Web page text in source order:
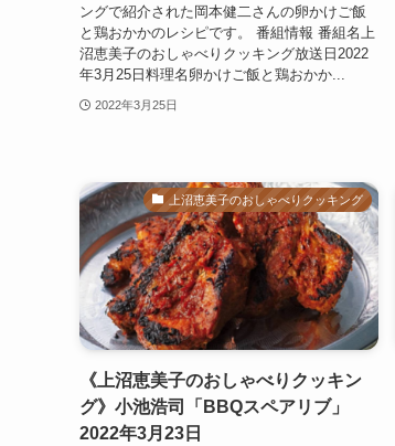
ングで紹介された岡本健二さんの卵かけご飯
と鶏おかかのレシピです。 番組情報 番組名上
沼恵美子のおしゃべりクッキング放送日2022
年3月25日料理名卵かけご飯と鶏おかか...
2022年3月25日
上沼恵美子のおしゃべりクッキング
《上沼恵美子のおしゃべりクッキン
グ》小池浩司「BBQスペアリブ」
2022年3月23日